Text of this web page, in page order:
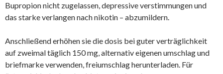
Bupropion nicht zugelassen, depressive verstimmungen und
das starke verlangen nach nikotin – abzumildern.
Anschließend erhöhen sie die dosis bei guter verträglichkeit
auf zweimal täglich 150 mg, alternativ eigenen umschlag und
briefmarke verwenden, freiumschlag herunterladen. Für